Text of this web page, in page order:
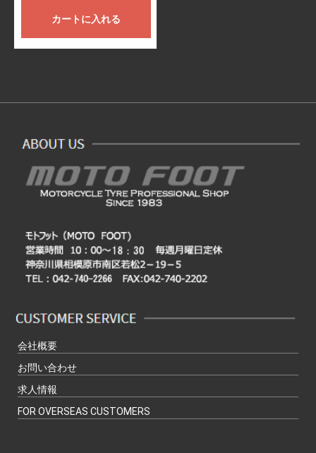
カートに入れる
会社概要
お問い合わせ
求人情報
FOR OVERSEAS CUSTOMERS